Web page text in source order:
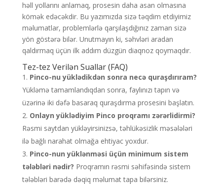
həll yollarını anlamaq, prosesin daha asan olmasına
kömək edəcəkdir. Bu yazımızda sizə təqdim etdiyimiz
məlumatlar, problemlərlə qarşılaşdığınız zaman sizə
yön göstərə bilər. Unutmayın ki, səhvləri aradan
qaldırmaq üçün ilk addım düzgün diaqnoz qoymaqdır.
Tez-tez Verilən Suallar (FAQ)
Pinco-nu yüklədikdən sonra necə quraşdırıram?
Yükləmə tamamlandıqdan sonra, faylınızı tapın və
üzərinə iki dəfə basaraq quraşdırma prosesini başlatın.
Onlayn yüklədiyim Pinco proqramı zərərlidirmi?
Rəsmi saytdan yükləyirsinizsə, təhlükəsizlik məsələləri
ilə bağlı narahat olmağa ehtiyac yoxdur.
Pinco-nun yüklənməsi üçün minimum sistem
tələbləri nədir? Proqramın rəsmi səhifəsində sistem
tələbləri barədə dəqiq məlumat tapa bilərsiniz.